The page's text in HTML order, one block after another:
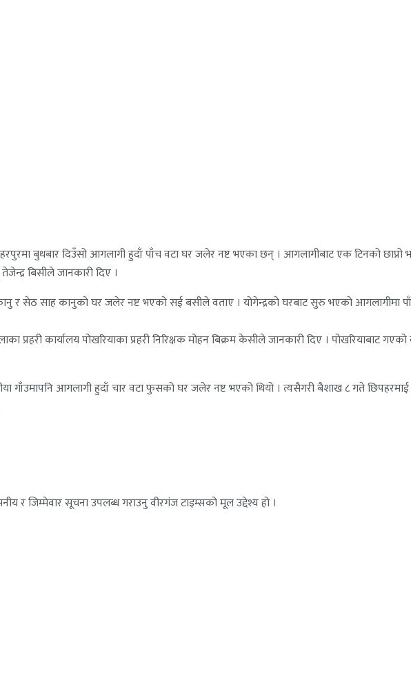
बुधबार दिउँसो आगलागी हुदाँ पाँच वटा घर जलेर नष्ट भएका छन् । आगलागीबाट एक टिनको
बिसीले जानकारी दिए ।
कानु र सेठ साह कानुको घर जलेर नष्ट भएको सई बसीले वताए । योगेन्द्रको घरबाट सुरु भएको आगलागीमा
कार्यालय पोखरियाका प्रहरी निरिक्षक मोहन बिक्रम केसीले जानकारी दिए । पोखरियाबाट गएको
गाँउमापनि आगलागी हुदाँ चार वटा फुसको घर जलेर नष्ट भएको थियो । त्यसैगरी बैशाख ८ गते छिपहरमाई
र जिम्मेवार सूचना उपलब्ध गराउनु वीरगंज टाइम्सको मूल उद्देश्य हो ।